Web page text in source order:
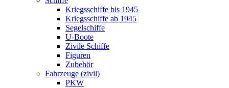
Kriegsschiffe bis 1945
Kriegsschiffe ab 1945
Segelschiffe
U-Boote
Zivile Schiffe
Figuren
Zubehör
Fahrzeuge (zivil)
PKW